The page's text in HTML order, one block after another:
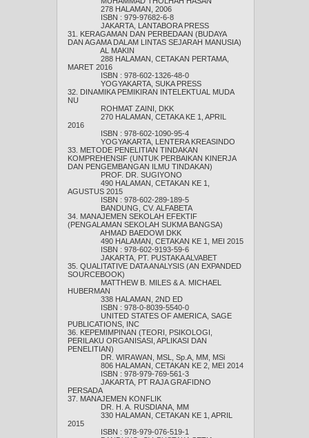
278 HALAMAN, 2006
ISBN : 979-97682-6-8
JAKARTA, LANTABORA PRESS
31. KERAGAMAN DAN PERBEDAAN (BUDAYA
DAN AGAMA DALAM LINTAS SEJARAH MANUSIA)
AL MAKIN
288 HALAMAN, CETAKAN PERTAMA,
MARET 2016
ISBN : 978-602-1326-48-0
YOGYAKARTA, SUKA PRESS
32. DINAMIKA PEMIKIRAN INTELEKTUAL MUDA
NU
ROHMAT ZAINI, DKK
270 HALAMAN, CETAKA KE 1, APRIL
2016
ISBN : 978-602-1090-95-4
YOGYAKARTA, LENTERA KREASINDO
33. METODE PENELITIAN TINDAKAN
KOMPREHENSIF (UNTUK PERBAIKAN KINERJA
DAN PENGEMBANGAN ILMU TINDAKAN)
PROF. DR. SUGIYONO
490 HALAMAN, CETAKAN KE 1,
AGUSTUS 2015
ISBN : 978-602-289-189-5
BANDUNG, CV. ALFABETA
34. MANAJEMEN SEKOLAH EFEKTIF
(PENGALAMAN SEKOLAH SUKMA BANGSA)
AHMAD BAEDOWI DKK
490 HALAMAN, CETAKAN KE 1, MEI 2015
ISBN : 978-602-9193-59-6
JAKARTA, PT. PUSTAKA ALVABET
35. QUALITATIVE DATA ANALYSIS (AN EXPANDED
SOURCEBOOK)
MATTHEW B. MILES & A. MICHAEL
HUBERMAN
338 HALAMAN, 2ND ED
ISBN : 978-0-8039-5540-0
UNITED STATES OF AMERICA, SAGE
PUBLICATIONS, INC
36. KEPEMIMPINAN (TEORI, PSIKOLOGI,
PERILAKU ORGANISASI, APLIKASI DAN
PENELITIAN)
DR. WIRAWAN, MSL, Sp.A, MM, MSi
806 HALAMAN, CETAKAN KE 2, MEI 2014
ISBN : 978-979-769-561-3
JAKARTA, PT RAJA GRAFIDNO
PERSADA
37. MANAJEMEN KONFLIK
DR. H. A. RUSDIANA, MM
330 HALAMAN, CETAKAN KE 1, APRIL
2015
ISBN : 978-979-076-519-1